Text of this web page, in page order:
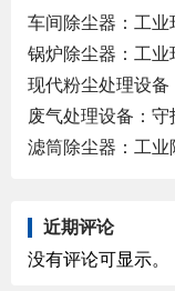
车间除尘器：工
锅炉除尘器：工
现代粉尘处理设
废气处理设备：
滤筒除尘器：工
近期评论
没有评论可显示。